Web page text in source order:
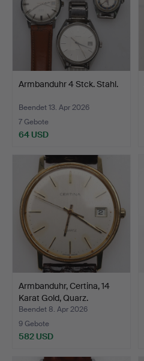
Armbanduhr 4 Stck. Stahl.
Beendet 13. Apr 2026
7 Gebote
64 USD
Armbanduhr, Certina, 14
Karat Gold, Quarz.
Beendet 8. Apr 2026
9 Gebote
582 USD